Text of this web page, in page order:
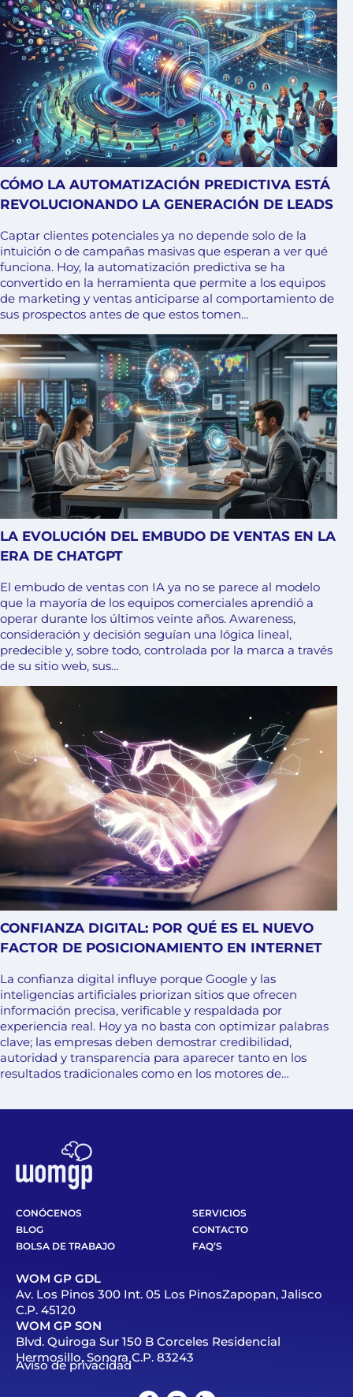
CÓMO LA AUTOMATIZACIÓN PREDICTIVA ESTÁ
REVOLUCIONANDO LA GENERACIÓN DE LEADS
Captar clientes potenciales ya no depende solo de la
intuición o de campañas masivas que esperan a ver qué
funciona. Hoy, la automatización predictiva se ha
convertido en la herramienta que permite a los equipos
de marketing y ventas anticiparse al comportamiento de
sus prospectos antes de que estos tomen…
LA EVOLUCIÓN DEL EMBUDO DE VENTAS EN LA
ERA DE CHATGPT
El embudo de ventas con IA ya no se parece al modelo
que la mayoría de los equipos comerciales aprendió a
operar durante los últimos veinte años. Awareness,
consideración y decisión seguían una lógica lineal,
predecible y, sobre todo, controlada por la marca a través
de su sitio web, sus…
CONFIANZA DIGITAL: POR QUÉ ES EL NUEVO
FACTOR DE POSICIONAMIENTO EN INTERNET
La confianza digital influye porque Google y las
inteligencias artificiales priorizan sitios que ofrecen
información precisa, verificable y respaldada por
experiencia real. Hoy ya no basta con optimizar palabras
clave; las empresas deben demostrar credibilidad,
autoridad y transparencia para aparecer tanto en los
resultados tradicionales como en los motores de…
CONÓCENOS
SERVICIOS
BLOG
CONTACTO
BOLSA DE TRABAJO
FAQ’S
WOM GP GDL
Av. Los Pinos 300 Int. 05 Los PinosZapopan, Jalisco
C.P. 45120
WOM GP SON
Blvd. Quiroga Sur 150 B Corceles Residencial
Hermosillo, Sonora C.P. 83243
Aviso de privacidad